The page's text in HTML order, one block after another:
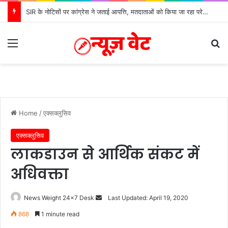
SIR के नोटिसों पर कांग्रेस ने जताई आपत्ति, मतदाताओं को किया जा रहा परेशान: बोले राष्ट्रीय प्रवक्ता आलोक शर्मा
Home /एक्सक्लुसिव
एक्सक्लुसिव
लाकडाउन से आर्थिक संकट में
अधिवक्ता
News Weight 24x7 Desk Last Updated: April 19, 2020
868 1 minute read